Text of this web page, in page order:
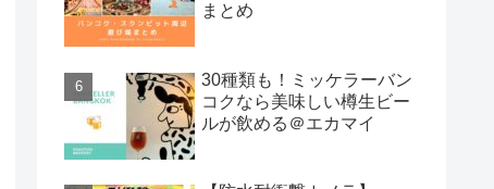
まとめ
30種類も！ミッケラーバン
コクなら美味しい樽生ビー
ルが飲める＠エカマイ